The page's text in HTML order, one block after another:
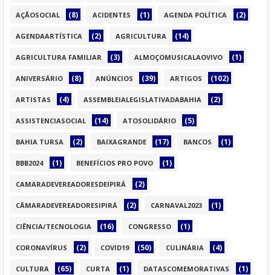
AÇÃOSOCIAL (8) ACIDENTES (1) AGENDA POLÍTICA (2)
AGENDAARTÍSTICA (2) AGRICULTURA (14)
AGRICULTURA FAMILIAR (3) ALMOÇOMUSICALAOVIVO (1)
ANIVERSÁRIO (8) ANÚNCIOS (39) ARTIGOS (102)
ARTISTAS (4) ASSEMBLEIALEGISLATIVADABAHIA (2)
ASSISTENCIASOCIAL (14) ATOSOLIDÁRIO (5)
BAHIA TURSA (2) BAIXAGRANDE (17) BANCOS (1)
BBB2024 (1) BENEFÍCIOS PRO POVO (1)
CAMARADEVEREADORESDEIPIRÁ (2)
CÂMARADEVEREADORESIPIRÁ (2) CARNAVAL2023 (1)
CIÊNCIA/TECNOLOGIA (16) CONGRESSO (1)
CORONAVÍRUS (2) COVID19 (50) CULINÁRIA (4)
CULTURA (65) CURTA (1) DATASCOMEMORATIVAS (1)